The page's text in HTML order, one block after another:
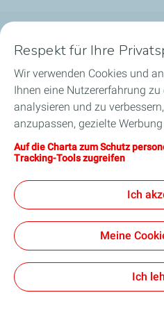
Unternehmen
Gebietskörperschaften
Medien
Wer wir sind
Hilfe und Kontakt
verbindliche
DatenschutzBarrierefreiheit:
Respekt für Ihre
Wir verwenden Cookies und
Ihnen eine Nutzererfahrung
analysieren und zu
anzupassen, gezielte
Profils auf dieser Website und
anzuzeigen und Ihnen das
mit der französischen
Cookies zur Messung des
standardmäßig hinterlegt. Sie
Einstellungen jederzeit ändern,
Anklicken der Schaltfläche
Hinterlegung sämtlicher
Auf die Charta zum Schutz
Tracking-Tools zugreifen
Ich
Meine
Ich